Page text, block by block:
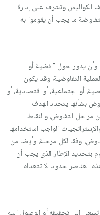
الكواليس وتشرف على إدارة
ما يجب أن يقوموا به
وأن يدور حول ” قضية أو
التفاوضية، وقد يكون
أو اجتماعية، أو اقتصادية، أو
بشأنها يتحدد الهدف
التفاوض، والنقاط
الواجب استخدامها
وفقا لكل مرحلة، وأيضا من
بتحديد الإطار الذى يجب أن
العناصر حدودا لا تتعداه
إلى تحقيقه أو الوصول إليه